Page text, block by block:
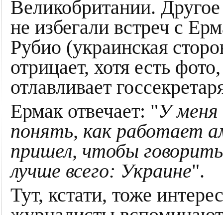
Великобритании.
не избегали встреч с
Рубио (украинская
отрицает, хотя есть
отлавливает
Ермак отвечает: "У меня
понять, как работает
пришел, чтобы
лучше всего: Украине".
Тут, кстати, тоже